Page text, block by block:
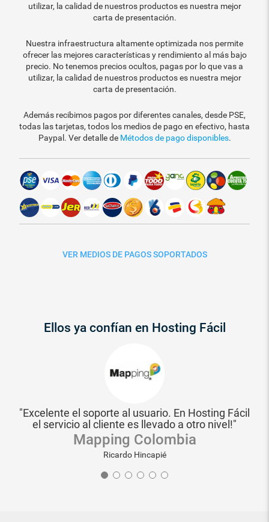
utilizar, la calidad de nuestros productos es nuestra mejor
carta de presentación.
Nuestra infraestructura altamente optimizada nos permite
ofrecer las mejores características y rendimiento al más bajo
precio. No tenemos precios ocultos, pagas por lo que vas a
utilizar, la calidad de nuestros productos es nuestra mejor
carta de presentación.
Además recibimos pagos por diferentes canales, desde PSE,
todas las tarjetas, todos los medios de pago en efectivo, hasta
Paypal. Ver detalle de Métodos de pago disponibles.
VER MEDIOS DE PAGOS SOPORTADOS
Ellos ya confían en Hosting Fácil
"Excelente el soporte al usuario. En Hosting Fácil
el servicio al cliente es llevado a otro nivel!"
Mapping Colombia
Ricardo Hincapié